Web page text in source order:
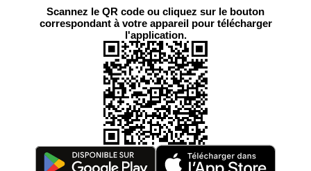
Scannez le QR code ou cliquez sur le bouton
correspondant à votre appareil pour télécharger
l'application.